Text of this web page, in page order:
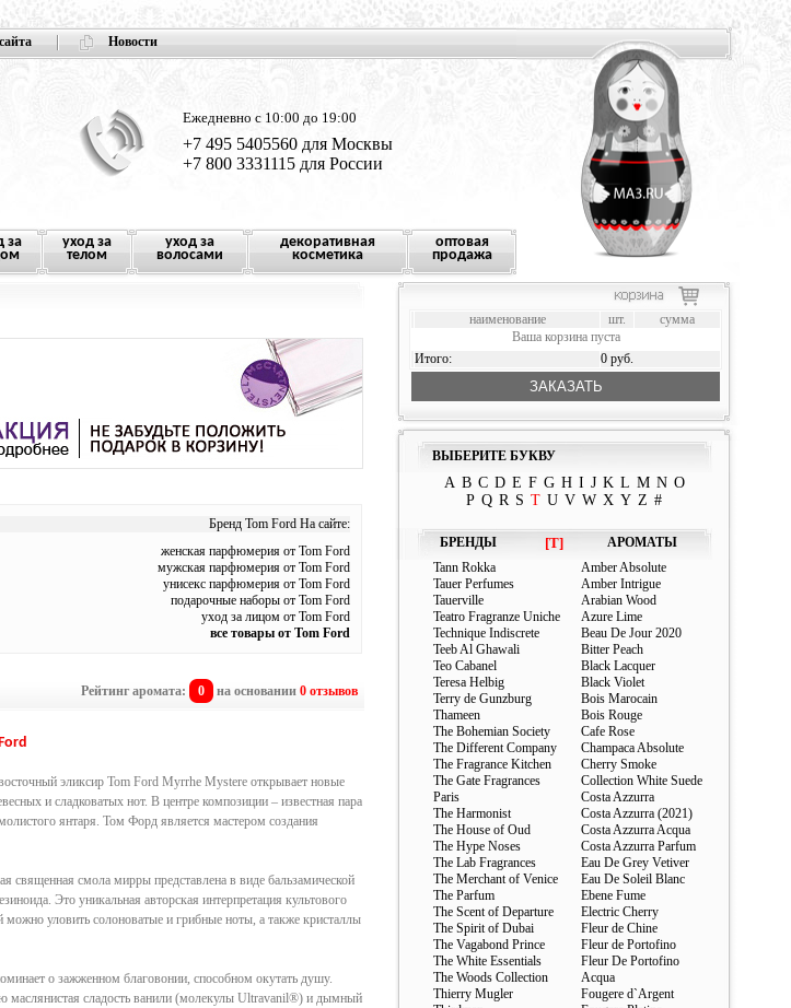
Новости
Ежедневно с 10:00 до 19:00
+7 495 5405560 для Москвы
+7 800 3331115 для России
за
уход за
телом
уход за
волосами
декоративная
косметика
оптовая
продажа
Бренд Tom Ford На сайте:
женская парфюмерия от Tom Ford
мужская парфюмерия от Tom Ford
унисекс парфюмерия от Tom Ford
подарочные наборы от Tom Ford
уход за лицом от Tom Ford
все товары от Tom Ford
Рейтинг аромата: 0 на основании 0 отзывов
эликсир Tom Ford Myrrhe Mystere открывает новые
и сладковатых нот. В центре композиции – известная пара
янтаря. Том Форд является мастером создания
священная смола мирры представлена в виде бальзамической
Это уникальная авторская интерпретация культового
можно уловить солоноватые и грибные ноты, а также кристаллы
о зажженном благовонии, способном окутать душу.
маслянистая сладость ванили (молекулы Ultravanil®) и дымный
наименование шт.
сумма
Ваша корзина пуста
Итого:
0 руб.
ЗАКАЗАТЬ
ВЫБЕРИТЕ БУКВУ
A B C D E F G H I J K L M N O
P Q R S T U V W X Y Z #
БРЕНДЫ [T]
АРОМАТЫ
Tann Rokka
Tauer Perfumes
Tauerville
Teatro Fragranze Uniche
Technique Indiscrete
Teeb Al Ghawali
Teo Cabanel
Teresa Helbig
Terry de Gunzburg
Thameen
The Bohemian Society
The Different Company
The Fragrance Kitchen
The Gate Fragrances
Paris
The Harmonist
The House of Oud
The Hype Noses
The Lab Fragrances
The Merchant of Venice
The Parfum
The Scent of Departure
The Spirit of Dubai
The Vagabond Prince
The White Essentials
The Woods Collection
Thierry Mugler
Amber Absolute
Amber Intrigue
Arabian Wood
Azure Lime
Beau De Jour 2020
Bitter Peach
Black Lacquer
Black Violet
Bois Marocain
Bois Rouge
Cafe Rose
Champaca Absolute
Cherry Smoke
Collection White Suede
Costa Azzurra
Costa Azzurra (2021)
Costa Azzurra Acqua
Costa Azzurra Parfum
Eau De Grey Vetiver
Eau De Soleil Blanc
Ebene Fume
Electric Cherry
Fleur de Chine
Fleur de Portofino
Fleur De Portofino
Acqua
Fougere d`Argent